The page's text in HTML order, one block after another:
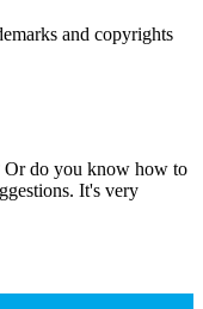
and copyrights
Or do you know how to
It's very